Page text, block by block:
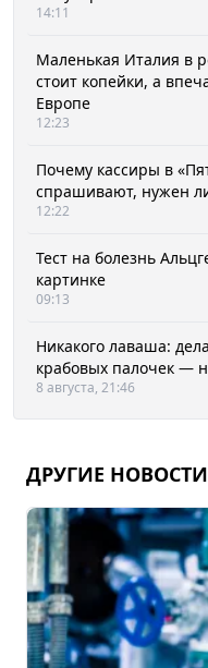
14:11
Маленькая Италия в
стоит копейки, а
Европе
12:23
Почему кассиры в
спрашивают, нужен
12:22
Тест на болезнь
картинке
09:13
Никакого лаваша:
крабовых палочек —
8 августа, 21:46
ДРУГИЕ НОВОСТИ